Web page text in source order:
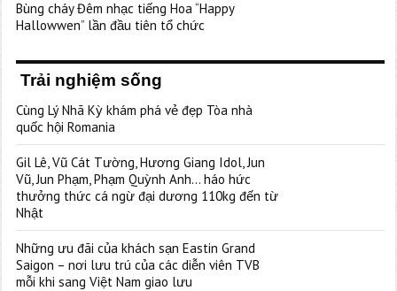
Bùng cháy Đêm nhạc tiếng Hoa “Happy
Hallowwen” lần đầu tiên tổ chức
Trải nghiệm sống
Cùng Lý Nhã Kỳ khám phá vẻ đẹp Tòa nhà
quốc hội Romania
Gil Lê, Vũ Cát Tường, Hương Giang Idol, Jun
Vũ, Jun Phạm, Phạm Quỳnh Anh… háo hức
thưởng thức cá ngừ đại dương 110kg đến từ
Nhật
Những ưu đãi của khách sạn Eastin Grand
Saigon – nơi lưu trú của các diễn viên TVB
mỗi khi sang Việt Nam giao lưu